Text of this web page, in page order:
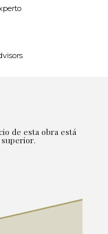
de esta obra está